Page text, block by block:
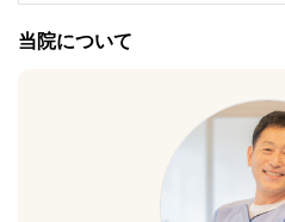
当院について